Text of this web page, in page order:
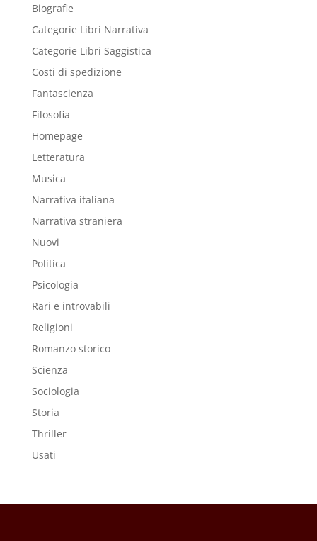
Biografie
Categorie Libri Narrativa
Categorie Libri Saggistica
Costi di spedizione
Fantascienza
Filosofia
Homepage
Letteratura
Musica
Narrativa italiana
Narrativa straniera
Nuovi
Politica
Psicologia
Rari e introvabili
Religioni
Romanzo storico
Scienza
Sociologia
Storia
Thriller
Usati